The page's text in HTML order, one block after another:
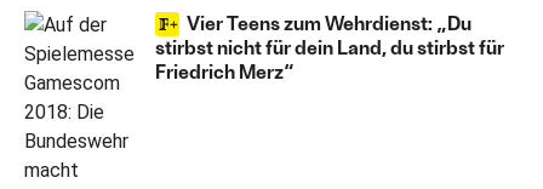
Vier Teens zum Wehrdienst: „Du
stirbst nicht für dein Land, du stirbst für
Friedrich Merz“